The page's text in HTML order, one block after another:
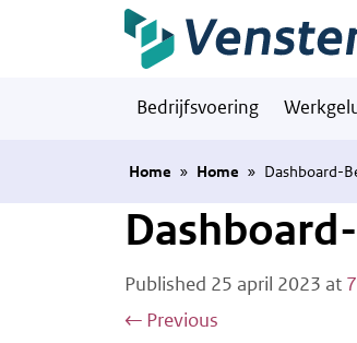
Naar hoofdinhoud
Bedrijfsvoering
Home » Home » Dashboard-
Published 25 april 2023 at
← Previous